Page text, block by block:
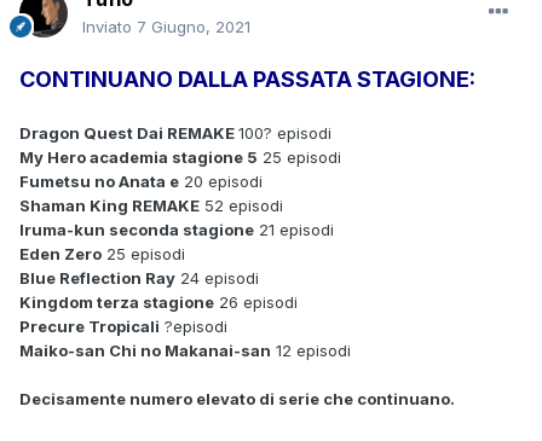
Inviato 7 Giugno, 2021
CONTINUANO DALLA PASSATA STAGIONE:
Dragon Quest Dai REMAKE100? episodi
My Hero academia stagione 5 25 episodi
Fumetsu no Anata e 20 episodi
Shaman King REMAKE 52 episodi
Iruma-kun seconda stagione 21 episodi
Eden Zero 25 episodi
Blue Reflection Ray 24 episodi
Kingdom terza stagione 26 episodi
Precure Tropicali ?episodi
Maiko-san Chi no Makanai-san 12 episodi
Decisamente numero elevato di serie che continuano.